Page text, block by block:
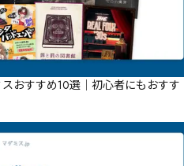
おすすめ10選｜初心者にもおすす